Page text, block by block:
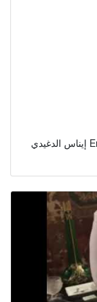
إيناس الدغيدي Enas El Dighade السيرة الذاتية معلومات قصة